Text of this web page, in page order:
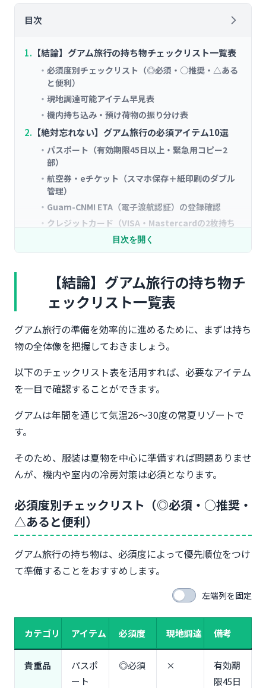
目次
【結論】グアム旅行の持ち物チェックリスト一覧表
必須度別チェックリスト（◎必須・○推奨・△ある
と便利）
現地調達可能アイテム早見表
機内持ち込み・預け荷物の振り分け表
【絶対忘れない】グアム旅行の必須アイテム10選
パスポート（有効期限45日以上・緊急用コピー2
部）
航空券・eチケット（スマホ保存＋紙印刷のダブル
管理）
Guam-CNMI ETA（電子渡航認証）の登録確認
クレジットカード（VISA・Mastercardの2枚持ち
米ドル現金（1人あたり200～300ドル目安）
スマートフォン＋充電器（Anker PowerCore
10000等）
常備薬（ロキソニン・正露丸・酔い止め等）
変換プラグ（Aタイプ・日本と同じだが確認必須）
SIMカード/eSIM（楽天モバイル・ahamo・trifa
【個人旅行・一人旅】身軽に楽しむ持ち物リスト
スーツケース（サムソナイト機内持ち込みサイズ・
防犯グッズ（TSAロック・セキュリティポーチ）
2泊3日のパッキング例
【カップル旅行】二人で分担する持ち物リスト
荷物の分担術（貴重品・衣類・日用品の振り分け）
共有して持つもの（モバイルバッテリー・Wi-Fiル
ーター）
3泊4日のパッキング例
【家族旅行】子連れ必須の持ち物リスト
乳児（0～1歳）必須アイテム（液体ミルク・ベビー
め・お気に入りおもちゃ）
小学生（6歳以上）必須アイテム（ゲーム機・日焼
け止め・水着2枚）
ベビーカー・チャイルドシートのレンタル情報
目次を開く
【結論】グアム旅行の持ち物チ
ェックリスト一覧表
グアム旅行の準備を効率的に進めるために、まずは持ち
物の全体像を把握しておきましょう。
以下のチェックリスト表を活用すれば、必要なアイテム
を一目で確認することができます。
グアムは年間を通じて気温26〜30度の常夏リゾートで
す。
そのため、服装は夏物を中心に準備すれば問題ありませ
んが、機内や室内の冷房対策は必須となります。
必須度別チェックリスト（◎必須・○推奨・
△あると便利）
グアム旅行の持ち物は、必須度によって優先順位をつけ
て準備することをおすすめします。
左端列を固定
カテゴリ アイテム 必須度 現地調達 備考
貴重品
パスポ
ート
◎必須 ×
有効期
限45日